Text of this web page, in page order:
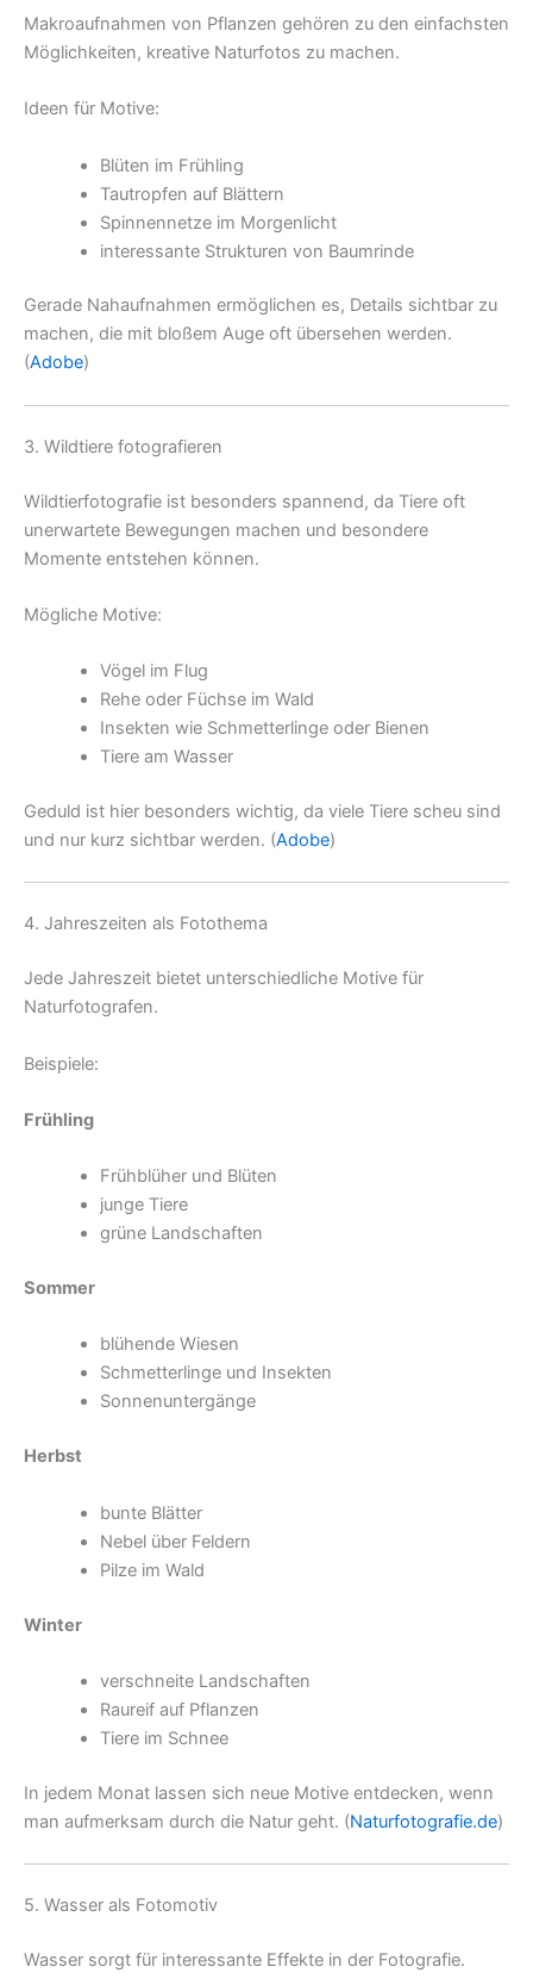
Makroaufnahmen von Pflanzen gehören zu den einfachsten
Möglichkeiten, kreative Naturfotos zu machen.
Ideen für Motive:
Blüten im Frühling
Tautropfen auf Blättern
Spinnennetze im Morgenlicht
interessante Strukturen von Baumrinde
Gerade Nahaufnahmen ermöglichen es, Details sichtbar zu
machen, die mit bloßem Auge oft übersehen werden.
(Adobe)
3. Wildtiere fotografieren
Wildtierfotografie ist besonders spannend, da Tiere oft
unerwartete Bewegungen machen und besondere
Momente entstehen können.
Mögliche Motive:
Vögel im Flug
Rehe oder Füchse im Wald
Insekten wie Schmetterlinge oder Bienen
Tiere am Wasser
Geduld ist hier besonders wichtig, da viele Tiere scheu sind
und nur kurz sichtbar werden. (Adobe)
4. Jahreszeiten als Fotothema
Jede Jahreszeit bietet unterschiedliche Motive für
Naturfotografen.
Beispiele:
Frühling
Frühblüher und Blüten
junge Tiere
grüne Landschaften
Sommer
blühende Wiesen
Schmetterlinge und Insekten
Sonnenuntergänge
Herbst
bunte Blätter
Nebel über Feldern
Pilze im Wald
Winter
verschneite Landschaften
Raureif auf Pflanzen
Tiere im Schnee
In jedem Monat lassen sich neue Motive entdecken, wenn
man aufmerksam durch die Natur geht. (Naturfotografie.de)
5. Wasser als Fotomotiv
Wasser sorgt für interessante Effekte in der Fotografie.